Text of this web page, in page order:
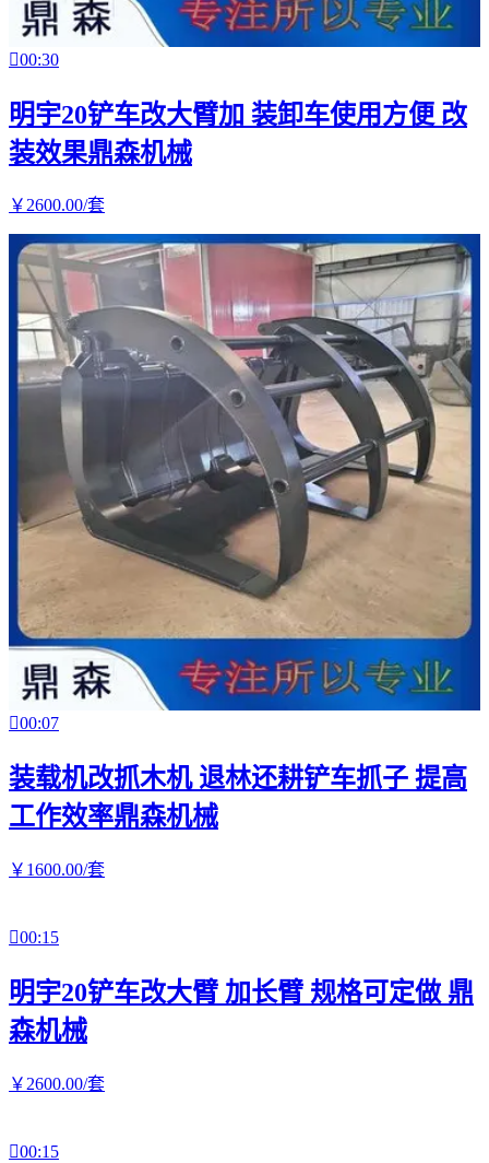
00:30
明宇20铲车改大臂加 装卸车使用方便 改
装效果鼎森机械
￥2600.00/套
00:07
装载机改抓木机 退林还耕铲车抓子 提高
工作效率鼎森机械
￥ 1600.00/套
00:15
明宇20铲车改大臂 加长臂 规格可定做 鼎
森机械
￥ 2600.00/套
00:15